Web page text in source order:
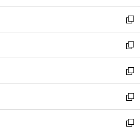
開
く
ウ
で
開
く
ン
ド
ウ
で
開
く
新
し
い
ウ
ィ
ン
ド
ウ
で
新
し
い
ウ
ィ
ン
ド
新
し
い
ウ
ィ
新
し
い
新